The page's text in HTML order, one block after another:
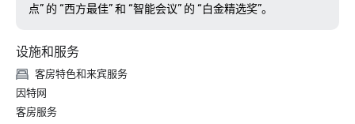
点” 的 “西方最佳” 和 “智能会议” 的 “白金精选奖”。
设施和服务
客房特色和来宾服务
因特网
客房服务